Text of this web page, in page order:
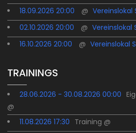
18.09.2026 20:00
@ Vereinslokal
02.10.2026 20:00
@ Vereinslokal
16.10.2026 20:00
@ Vereinslokal
TRAININGS
28.06.2026 - 30.08.2026 00:00
@
11.08.2026 17:30 Training @